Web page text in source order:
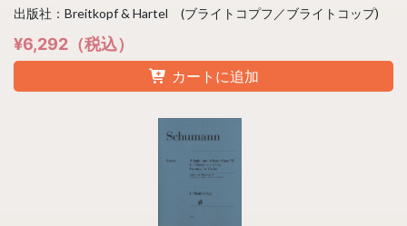
出版社：Breitkopf & Hartel (ブライトコプフ／ブライトコップ)
¥6,292（税込）
カートに追加